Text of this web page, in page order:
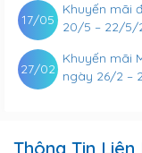
Khuyến mãi
20/5 – 22/5/
17/05
Khuyến mãi
ngày 26/2 –
27/02
Thông Tin Liên